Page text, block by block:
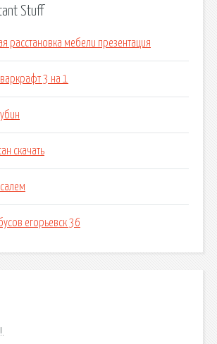
Stuff
расстановка мебели презентация
варкрафт 3 на 1
скачать
егорьевск 36